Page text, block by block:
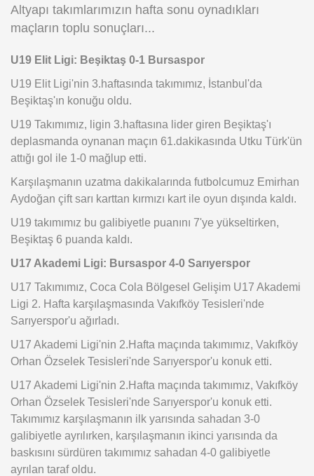
Instagram
iOS
Altyapı takımlarımızın hafta sonu oynadıkları
maçların toplu sonuçları...
U19 Elit Ligi: Beşiktaş 0-1 Bursaspor
U19 Elit Ligi'nin 3.haftasında takımımız, İstanbul'da
Beşiktaş'ın konuğu oldu.
U19 Takımımız, ligin 3.haftasına lider giren Beşiktaş'ı
deplasmanda oynanan maçın 61.dakikasında Utku Türk'ün
attığı gol ile 1-0 mağlup etti.
Karşılaşmanın uzatma dakikalarında futbolcumuz Emirhan
Aydoğan çift sarı karttan kırmızı kart ile oyun dışında kaldı.
U19 takımımız bu galibiyetle puanını 7'ye yükseltirken,
Beşiktaş 6 puanda kaldı.
U17 Akademi Ligi: Bursaspor 4-0 Sarıyerspor
U17 Takımımız, Coca Cola Bölgesel Gelişim U17 Akademi
Ligi 2. Hafta karşılaşmasında Vakıfköy Tesisleri'nde
Sarıyerspor'u ağırladı.
U17 Akademi Ligi'nin 2.Hafta maçında takımımız, Vakıfköy
Orhan Özselek Tesisleri'nde Sarıyerspor'u konuk etti.
U17 Akademi Ligi'nin 2.Hafta maçında takımımız, Vakıfköy
Orhan Özselek Tesisleri'nde Sarıyerspor'u konuk etti.
Takımımız karşılaşmanın ilk yarısında sahadan 3-0
galibiyetle ayrılırken, karşılaşmanın ikinci yarısında da
baskısını sürdüren takımımız sahadan 4-0 galibiyetle
ayrılan taraf oldu.